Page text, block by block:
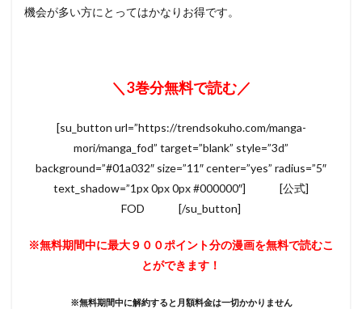
機会が多い方にとってはかなりお得です。
＼3巻分無料で読む／
[su_button url=”https://trendsokuho.com/manga-
mori/manga_fod” target=”blank” style=”3d”
background=”#01a032″ size=”11″ center=”yes” radius=”5″
text_shadow=”1px 0px 0px #000000″] [公式]
FOD [/su_button]
※無料期間中に最大９００ポイント分の漫画を無料で読むこ
とができます！
※無料期間中に解約すると月額料金は一切かかりません